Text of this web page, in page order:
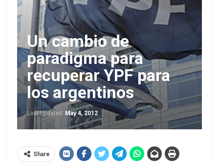
Un cambio de
paradigma para
recuperar YPF para
los argentinos
Last Updated May 4, 2012
Share